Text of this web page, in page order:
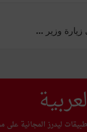
وزير ...
ليدرز المجانية على